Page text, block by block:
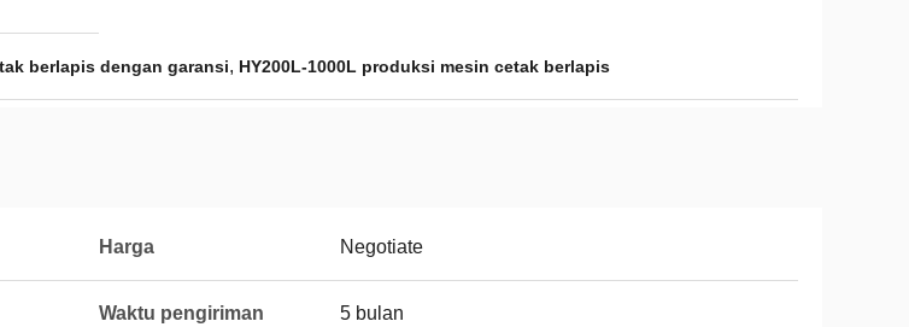
berlapis dengan garansi, HY200L-1000L produksi mesin cetak berlapis
Harga Negotiate
Waktu pengiriman 5 bulan